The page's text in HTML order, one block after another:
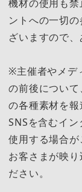
機材の使用も
ントへの一切
ざいますので、
※主催者やメデ
の前後につい
の各種素材を報
SNSを含むイ
使用する場合
お客さまが映
ださい。